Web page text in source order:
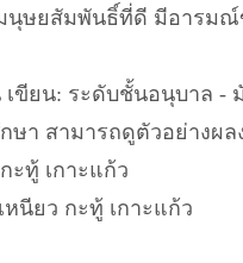
นุษยสัมพันธิ์ที่ดี มีอารม
ขียน: ระดับชั้นอนุบาล
า สามารถดูตัวอย่างผล
ะทู้ เกาะแก้ว
นียว กะทู้ เกาะแก้ว